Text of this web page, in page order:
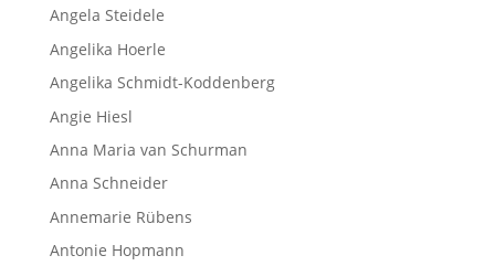
Angela Steidele
Angelika Hoerle
Angelika Schmidt-Koddenberg
Angie Hiesl
Anna Maria van Schurman
Anna Schneider
Annemarie Rübens
Antonie Hopmann